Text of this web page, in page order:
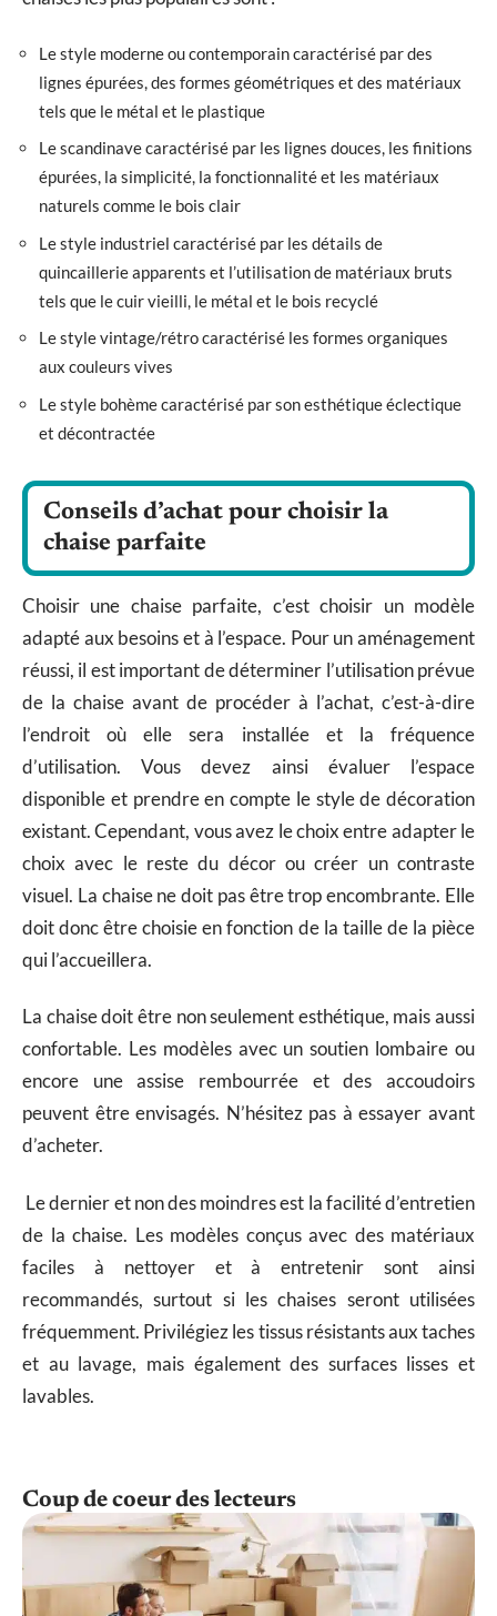
Le style moderne ou contemporain caractérisé par des
lignes épurées, des formes géométriques et des matériaux
tels que le métal et le plastique
Le scandinave caractérisé par les lignes douces, les finitions
épurées, la simplicité, la fonctionnalité et les matériaux
naturels comme le bois clair
Le style industriel caractérisé par les détails de
quincaillerie apparents et l’utilisation de matériaux bruts
tels que le cuir vieilli, le métal et le bois recyclé
Le style vintage/rétro caractérisé les formes organiques
aux couleurs vives
Le style bohème caractérisé par son esthétique éclectique
et décontractée
Conseils d’achat pour choisir la
chaise parfaite
Choisir une chaise parfaite, c’est choisir un modèle
adapté aux besoins et à l’espace. Pour un aménagement
réussi, il est important de déterminer l’utilisation prévue
de la chaise avant de procéder à l’achat, c’est-à-dire
l’endroit où elle sera installée et la fréquence
d’utilisation. Vous devez ainsi évaluer l’espace
disponible et prendre en compte le style de décoration
existant. Cependant, vous avez le choix entre adapter le
choix avec le reste du décor ou créer un contraste
visuel. La chaise ne doit pas être trop encombrante. Elle
doit donc être choisie en fonction de la taille de la pièce
qui l’accueillera.
La chaise doit être non seulement esthétique, mais aussi
confortable. Les modèles avec un soutien lombaire ou
encore une assise rembourrée et des accoudoirs
peuvent être envisagés. N’hésitez pas à essayer avant
d’acheter.
Le dernier et non des moindres est la facilité d’entretien
de la chaise. Les modèles conçus avec des matériaux
faciles à nettoyer et à entretenir sont ainsi
recommandés, surtout si les chaises seront utilisées
fréquemment. Privilégiez les tissus résistants aux taches
et au lavage, mais également des surfaces lisses et
lavables.
Coup de coeur des lecteurs